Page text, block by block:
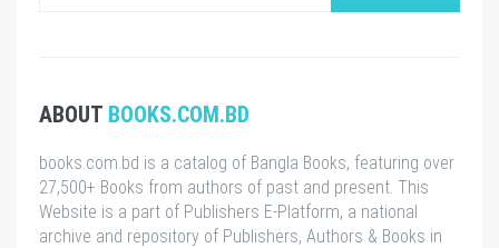
ABOUT BOOKS.COM.BD
books.com.bd is a catalog of Bangla Books, featuring over
27,500+ Books from authors of past and present. This
Website is a part of Publishers E-Platform, a national
archive and repository of Publishers, Authors & Books in